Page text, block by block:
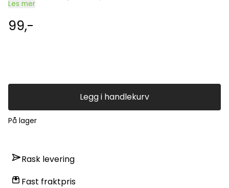
Les mer
99,-
Legg i handlekurv
På lager
Rask levering
Fast fraktpris